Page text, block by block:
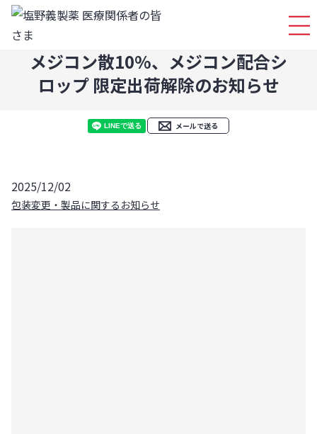
ログ
メジコン散10%、メジコン配合シ
ロップ 限定出荷解除のお知らせ
メールで送る
2025/12/02
包装変更・製品に関するお知らせ